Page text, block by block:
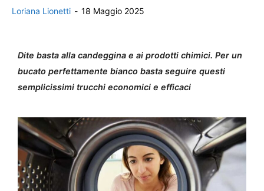
Loriana Lionetti - 18 Maggio 2025
Dite basta alla candeggina e ai prodotti chimici. Per un
bucato perfettamente bianco basta seguire questi
semplicissimi trucchi economici e efficaci